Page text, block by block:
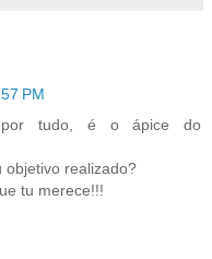
PM
por tudo, é o ápice do
objetivo realizado?
tu merece!!!